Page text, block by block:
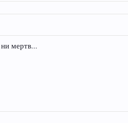
мертв...